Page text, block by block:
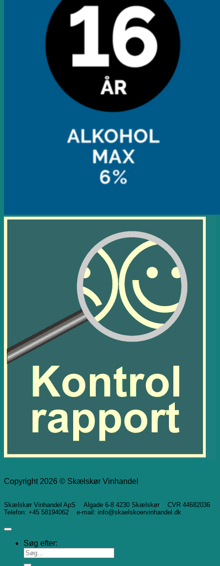
Copyright 2026 © Skælskør Vinhandel
Skælskør Vinhandel ApS Algade 6-8 4230 Skælskør CVR 44682036
Telefon: +45 58194062 e-mail: info@skaelskoervinhandel.dk
Søg efter: